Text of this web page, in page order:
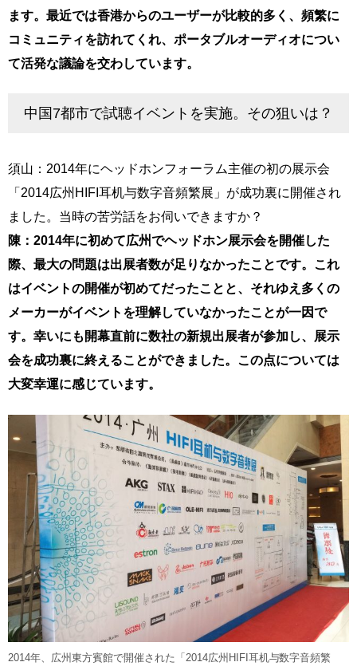
ます。最近では香港からのユーザーが比較的多く、頻繁に
コミュニティを訪れてくれ、ポータブルオーディオについ
て活発な議論を交わしています。
中国7都市で試聴イベントを実施。その狙いは？
須山：2014年にヘッドホンフォーラム主催の初の展示会
「2014広州HIFI耳机与数字音頻繁展」が成功裏に開催され
ました。当時の苦労話をお伺いできますか？
陳：2014年に初めて広州でヘッドホン展示会を開催した
際、最大の問題は出展者数が足りなかったことです。これ
はイベントの開催が初めてだったことと、それゆえ多くの
メーカーがイベントを理解していなかったことが一因で
す。幸いにも開幕直前に数社の新規出展者が参加し、展示
会を成功裏に終えることができました。この点については
大変幸運に感じています。
2014年、広州東方賓館で開催された「2014広州HIFI耳机与数字音頻繁